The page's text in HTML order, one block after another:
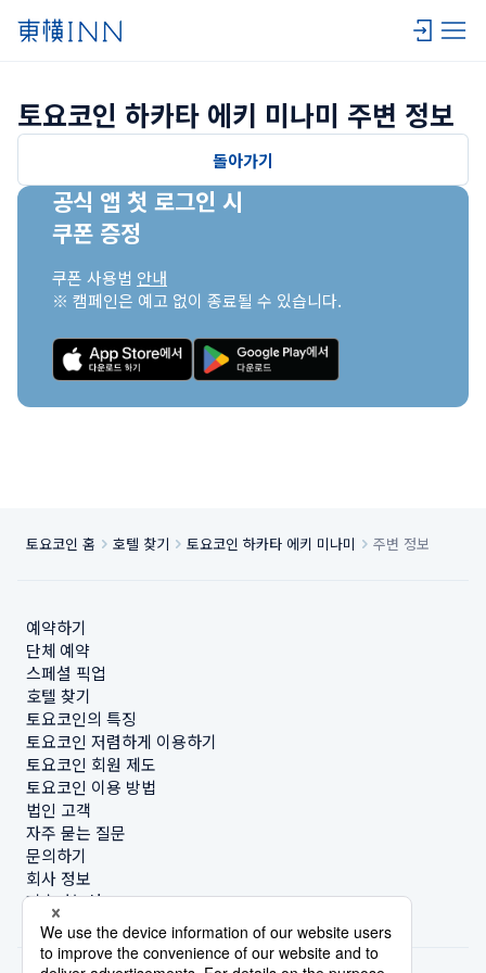
토요코인 하카타 에키 미나미 주변 정보
돌아가기
공식 앱 첫 로그인 시
쿠폰 증정
쿠폰 사용법 안내
※ 캠페인은 예고 없이 종료될 수 있습니다.
토요코인 홈 호텔 찾기 토요코인 하카타 에키 미나미 주변 정보
예약하기
단체 예약
스페셜 픽업
호텔 찾기
토요코인의 특징
토요코인 저렴하게 이용하기
토요코인 회원 제도
토요코인 이용 방법
법인 고객
자주 묻는 질문
문의하기
회사 정보
지속가능성